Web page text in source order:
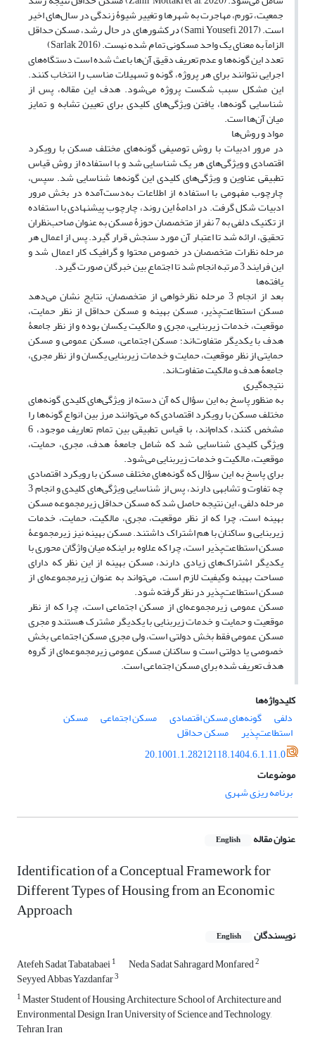
جمعیت، تورم، مهاجرت به شهرها و تغییر شیوۀ زندگی در سال‌های اخیر
است. (Sami Yousefi, 2017) ﺩﺭ کشورهای در ﺣﺎﻝ ﺭﺷﺪ، ﻣﺴﮑﻦ ﺣﺪﺍﻗﻞ
‬الزاماً به ﻣﻌﻨﺎی ﯾﮏ واحد مسکونی ﺗﻤﺎﻡ ﺷﺪﻩ ﻧﻴﺴﺖ.‬‬‬‬‬‬‬‬‬‬‬‬‬‬‬‬‬‬‬‬‬‬‬‬‬‬‬‬‬‬‬‬‬‬‬‬‬‬‬‬‬‬‬‬‬‬‬‬‬‬‬‬‬‬‬‬‬‬‬‬‬‬‬‬‬‬‬‬‬‬‬‬‬‬‬‬‬‬‬‬‬‬‬‬‬‬‬‬‬‬‬‬‬‬‬‬‬‬‬‬‬‬‬‬‬‬‬‬‬‬ (Sarlak, 2016) ‬‬‬‬‬‬‬‬‬‬‬‬‬‬‬‬‬‬‬‬‬‬‬‬‬‬‬‬‬‬‬‬‬‬‬‬‬‬‬‬‬‬‬‬‬‬‬‬‬‬‬‬‬‬‬‬‬‬‬‬‬‬‬‬‬‬‬‬‬‬‬‬‬‬‬‬‬‬‬‬‬‬‬‬‬‬‬‬‬‬‬‬‬‬‬‬‬‬‬‬‬‬‬‬‬‬‬‬‬‬‬
تعدد این گونه‌ها و عدم تعریف دقیق آن‌ها باعث شده است دستگاه‌های
اجرایی نتوانند برای هر پروژه، گونه و تسهیلات مناسب را انتخاب کنند.
این مشکل سبب شکست پروژه می‌شود. هدف این مقاله، پس از
شناسایی گونه‌ها، یافتن ویژگی‌های کلیدی برای تعیین تشابه و تمایز
میان آن‌ها است.
مواد و روش‌ها
در مرور ادبیات با روش توصیفی گونه‌های مختلف مسکن با رویکرد
اقتصادی و ویژگی‌های هر یک شناسایی شد و با استفاده از روش قیاس
تطبیقی عناوین و ویژگی‌های کلیدی این گونه‌ها شناسایی شد. سپس،
چارچوب مفهومی با استفاده از اطلاعات به‌دست‌آمده در بخش مرور
ادبیات شکل گرفت. در ادامۀ این روند، چارچوب پیشنهادی با استفاده
از تکنیک دلفی به 7 نفر از متخصصان حوزۀ مسکن به عنوان صاحب‌نظران
تحقیق، ارائه شد تا اعتبار آن مورد سنجش قرار گیرد. پس از اعمال هر
مرحله نظرات متخصصان در خصوص محتوا و گرافیک کار اعمال شد و
این فرایند 3 مرتبه انجام شد تا اجتماع بین خبرگان صورت گیرد.
یافته‌ها
بعد از انجام 3 مرحله نظرخواهی از متخصصان، نتایج نشان می‌دهد
مسکن استطاعت‌پذیر، مسکن بهینه و مسکن حداقل از نظر حمایت،
موقعیت، خدمات زیربنایی، مجری و مالکیت یکسان بوده و از نظر جامعۀ
هدف با یکدیگر متفاوت‌اند؛ مسکن اجتماعی، مسکن عمومی و مسکن
حمایتی از نظر موقعیت، حمایت و خدمات زیربنایی یکسان و از نظر مجری،
جامعۀ هدف و مالکیت متفاوت‌اند.
نتیجه‌گیری
به منظور پاسخ به این سؤال که آن دسته از ویژگی‌های کلیدی گونه‌های
مختلف مسکن با رویکرد اقتصادی که می‌توانند مرز بین انواع گونه‌ها را
مشخص کنند، کدام‌اند، با قیاس تطبیقی بین تمام تعاریف موجود، 6
ویژگی کلیدی شناسایی شد که شامل جامعۀ هدف، مجری، حمایت،
موقعیت، مالکیت و خدمات زیربنایی می‌شود.
برای پاسخ به این سؤال که گونه‌های مختلف مسکن با رویکرد اقتصادی
چه تفاوت و تشابهی دارند، پس از شناسایی ویژگی‌های کلیدی و انجام 3
مرحله دلفی، این نتیجه حاصل شد که مسکن حداقل زیرمجموعه مسکن
بهینه است، چرا که از نظر موقعیت، مجری، مالکیت، حمایت، خدمات
زیربنایی و ساکنان با هم اشتراک داشتند. مسکن بهینه نیز زیرمجموعۀ
مسکن استطاعت‌پذیر است، چرا که علاوه بر اینکه میان واژگان محوری با
یکدیگر اشتراک‌های زیادی دارند، مسکن بهینه از این نظر که دارای
مساحت بهینه وکیفیت لازم است، می‌تواند به عنوان زیرمجموعه‌ای از
مسکن استطاعت‌پذیر در نظر گرفته شود.
مسکن عمومی زیرمجموعه‌ای از مسکن اجتماعی است، چرا که از نظر
موقعیت و حمایت و خدمات زیربنایی با یکدیگر مشترک هستند و مجری
مسکن عمومی فقط بخش دولتی است، ولی مجری مسکن اجتماعی بخش
خصوصی یا دولتی است و ساکنان مسکن عمومی زیرمجموعه‌ای از گروه
هدف تعریف شده برای مسکن اجتماعی است.
کلیدواژه‌ها
دلفی
گونه‌های مسکن اقتصادی مسکن اجتماعی مسکن
استطاعت‌پذیر
مسکن حداقل
20.1001.1.28212118.1404.6.1.11.0
موضوعات
برنامه ریزی شهری
عنوان مقاله English
Identification of a Conceptual Framework for
Different Types of Housing from an Economic
Approach
نویسندگان English
Atefeh Sadat Tabatabaei1 Neda Sadat Sahragard Monfared2
Seyyed Abbas Yazdanfar3
1Master Student of Housing Architecture, School of Architecture and
Environmental Design, Iran University of Science and Technology,
Tehran, Iran